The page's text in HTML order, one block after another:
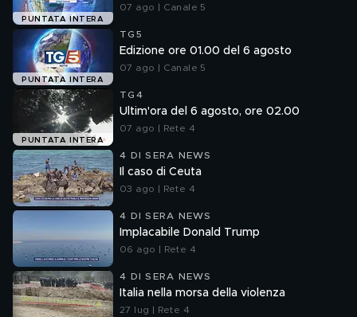
PUNTATA INTERA
07 ago | Canale 5
PUNTATA INTERA
TG5
Edizione ore 01.00 del 6 agosto
07 ago | Canale 5
PUNTATA INTERA
TG4
Ultim'ora del 6 agosto, ore 02.00
07 ago | Rete 4
4 DI SERA NEWS
Il caso di Ceuta
03 ago | Rete 4
4 DI SERA NEWS
Implacabile Donald Trump
06 ago | Rete 4
4 DI SERA NEWS
Italia nella morsa della violenza
27 lug | Rete 4